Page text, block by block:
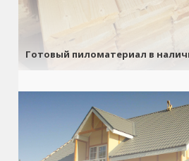
Готовый пиломатериал в